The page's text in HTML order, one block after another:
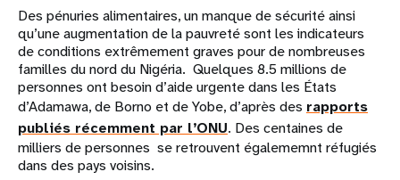
Des pénuries alimentaires, un manque de sécurité ainsi
qu’une augmentation de la pauvreté sont les indicateurs
de conditions extrêmement graves pour de nombreuses
familles du nord du Nigéria. Quelques 8.5 millions de
personnes ont besoin d’aide urgente dans les États
d’Adamawa, de Borno et de Yobe, d’après des rapports
publiés récemment par l’ONU. Des centaines de
milliers de personnes se retrouvent égalememnt réfugiés
dans des pays voisins.